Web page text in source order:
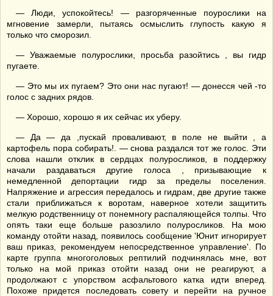
— Люди, успокойтесь! — разгоряченные поурослики на
мгновение замерли, пытаясь осмыслить глупость какую я
только что сморозил.
— Уважаемые полурослики, просьба разойтись , вы гидр
пугаете.
— Это мы их пугаем? Это они нас пугают! — донесся чей -то
голос с задних рядов.
— Хорошо, хорошо я их сейчас их уберу.
— Да — да ,пускай проваливают, в поле не выйти , а
картофель пора собирать!. — снова раздался тот же голос. Эти
слова нашли отклик в сердцах полуросликов, в поддержку
начали раздаваться другие голоса , призывающие к
немедленной депортации гидр за пределы поселения.
Напряжение и агрессия передалось и гидрам, две другие также
стали приближаться к воротам, наверное хотели защитить
мелкую родственницу от понемногу распаляющейся толпы. Что
опять таки еще больше разозлило полуросликов. На мою
команду отойти назад, появилось сообщение 'Юнит игнорирует
ваш приказ, рекомендуем непосредственное управление'. По
карте группа многоголовых рептилий подчинялась мне, вот
только на мой приказ отойти назад они не реагируют, а
продолжают с упорством асфальтового катка идти вперед.
Похоже придется последовать совету и перейти на ручное